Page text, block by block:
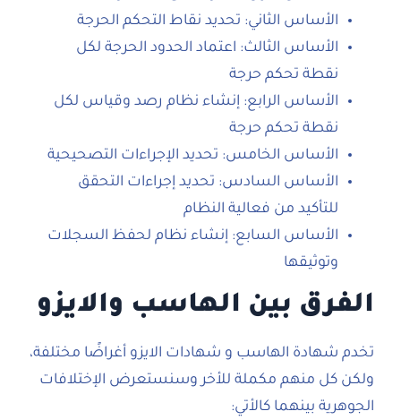
الأساس الثاني: تحديد نقاط التحكم الحرجة
الأساس الثالث: اعتماد الحدود الحرجة لكل
نقطة تحكم حرجة
الأساس الرابع: إنشاء نظام رصد وقياس لكل
نقطة تحكم حرجة
الأساس الخامس: تحديد الإجراءات التصحيحية
الأساس السادس: تحديد إجراءات التحقق
للتأكيد من فعالية النظام
الأساس السابع: إنشاء نظام لحفظ السجلات
وتوثيقها
الفرق بين الهاسب والايزو
تخدم شهادة الهاسب و شهادات الايزو أغراضًا مختلفة،
ولكن كل منهم مكملة للأخر وسنستعرض الإختلافات
الجوهرية بينهما كالأتي: